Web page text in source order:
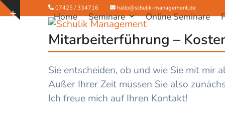
Skip
toShow
07425 / 334716 hallo@schulik-management.de
Home Seminare Online Seminare
Mitarbeiterführung –
Sie entscheiden, ob und wie Sie mit mir
Außer Ihrer Zeit müssen Sie also
Ich freue mich auf Ihren Kontakt!